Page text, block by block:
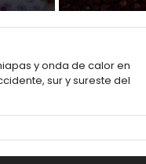
y onda de calor en
sur y sureste del